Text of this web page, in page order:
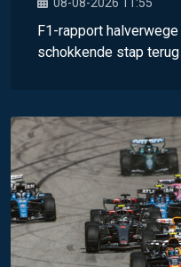
F1-rapport
schokkende stap terug